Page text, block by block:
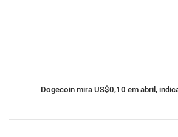
Dogecoin mira US$0,10 em abril,